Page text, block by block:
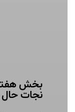
بخش
نجات حال